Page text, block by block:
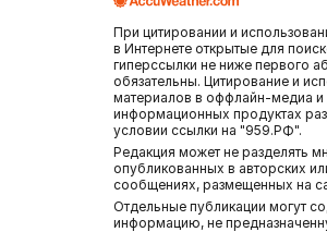
При цитировании и
в Интернете открытые для
гиперссылки не ниже первого
обязательны. Цитирование и
материалов в оффлайн-медиа и
информационных продуктах
условии ссылки на "959.РФ".
Редакция может не разделять
опубликованных в авторских
сообщениях, размещенных на
Отдельные публикации могут
информацию, не